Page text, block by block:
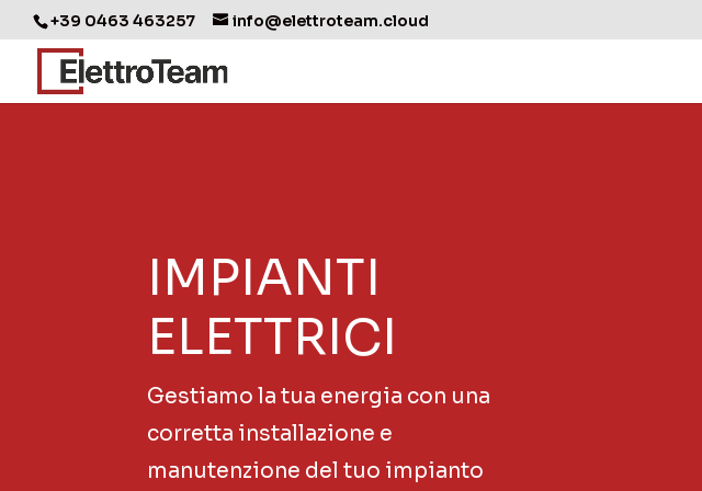
+39 0463 463257 info@elettroteam.cloud
IMPIANTI
ELETTRICI
Gestiamo la tua energia con una
corretta installazione e
manutenzione del tuo impianto